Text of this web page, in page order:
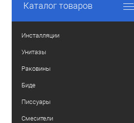
Каталог товаров
Инсталляции
Унитазы
Раковины
Биде
Писсуары
Смесители